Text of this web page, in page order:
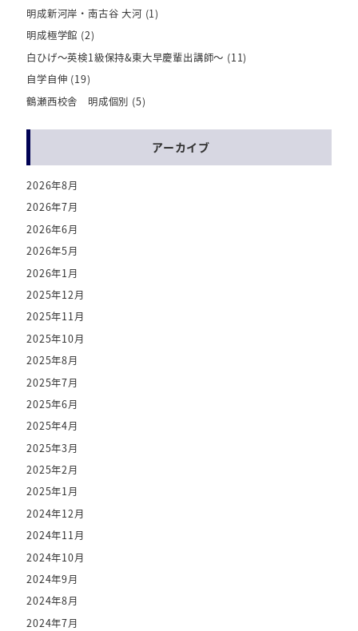
明成新河岸・南古谷 大河 (1)
明成極学館 (2)
白ひげ～英検1級保持&東大早慶輩出講師～ (11)
自学自伸 (19)
鶴瀬西校舎 明成個別 (5)
アーカイブ
2026年8月
2026年7月
2026年6月
2026年5月
2026年1月
2025年12月
2025年11月
2025年10月
2025年8月
2025年7月
2025年6月
2025年4月
2025年3月
2025年2月
2025年1月
2024年12月
2024年11月
2024年10月
2024年9月
2024年8月
2024年7月